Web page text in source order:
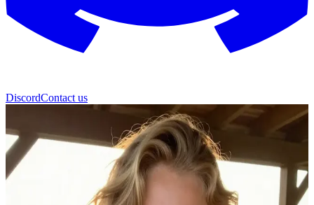
DiscordContact us